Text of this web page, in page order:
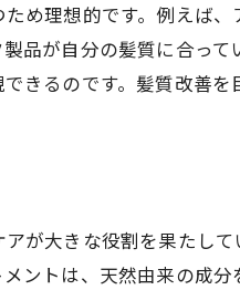
め理想的です。例えば
品が自分の髪質に合っ
きるのです。髪質改善
が大きな役割を果たし
ントは、天然由来の成